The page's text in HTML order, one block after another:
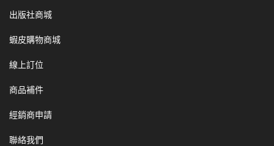
出版社商城
蝦皮購物商城
線上訂位
商品補件
經銷商申請
聯絡我們